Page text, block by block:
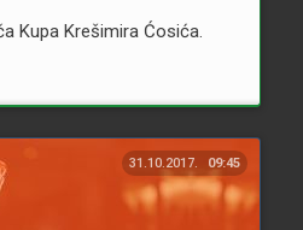
Kupa Krešimira Ćosića.
31.10.2017. 09:45